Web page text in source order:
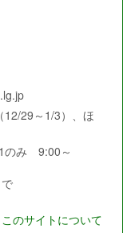
12/29～1/3）、ほ
のみ 9:00～
このサイトについて